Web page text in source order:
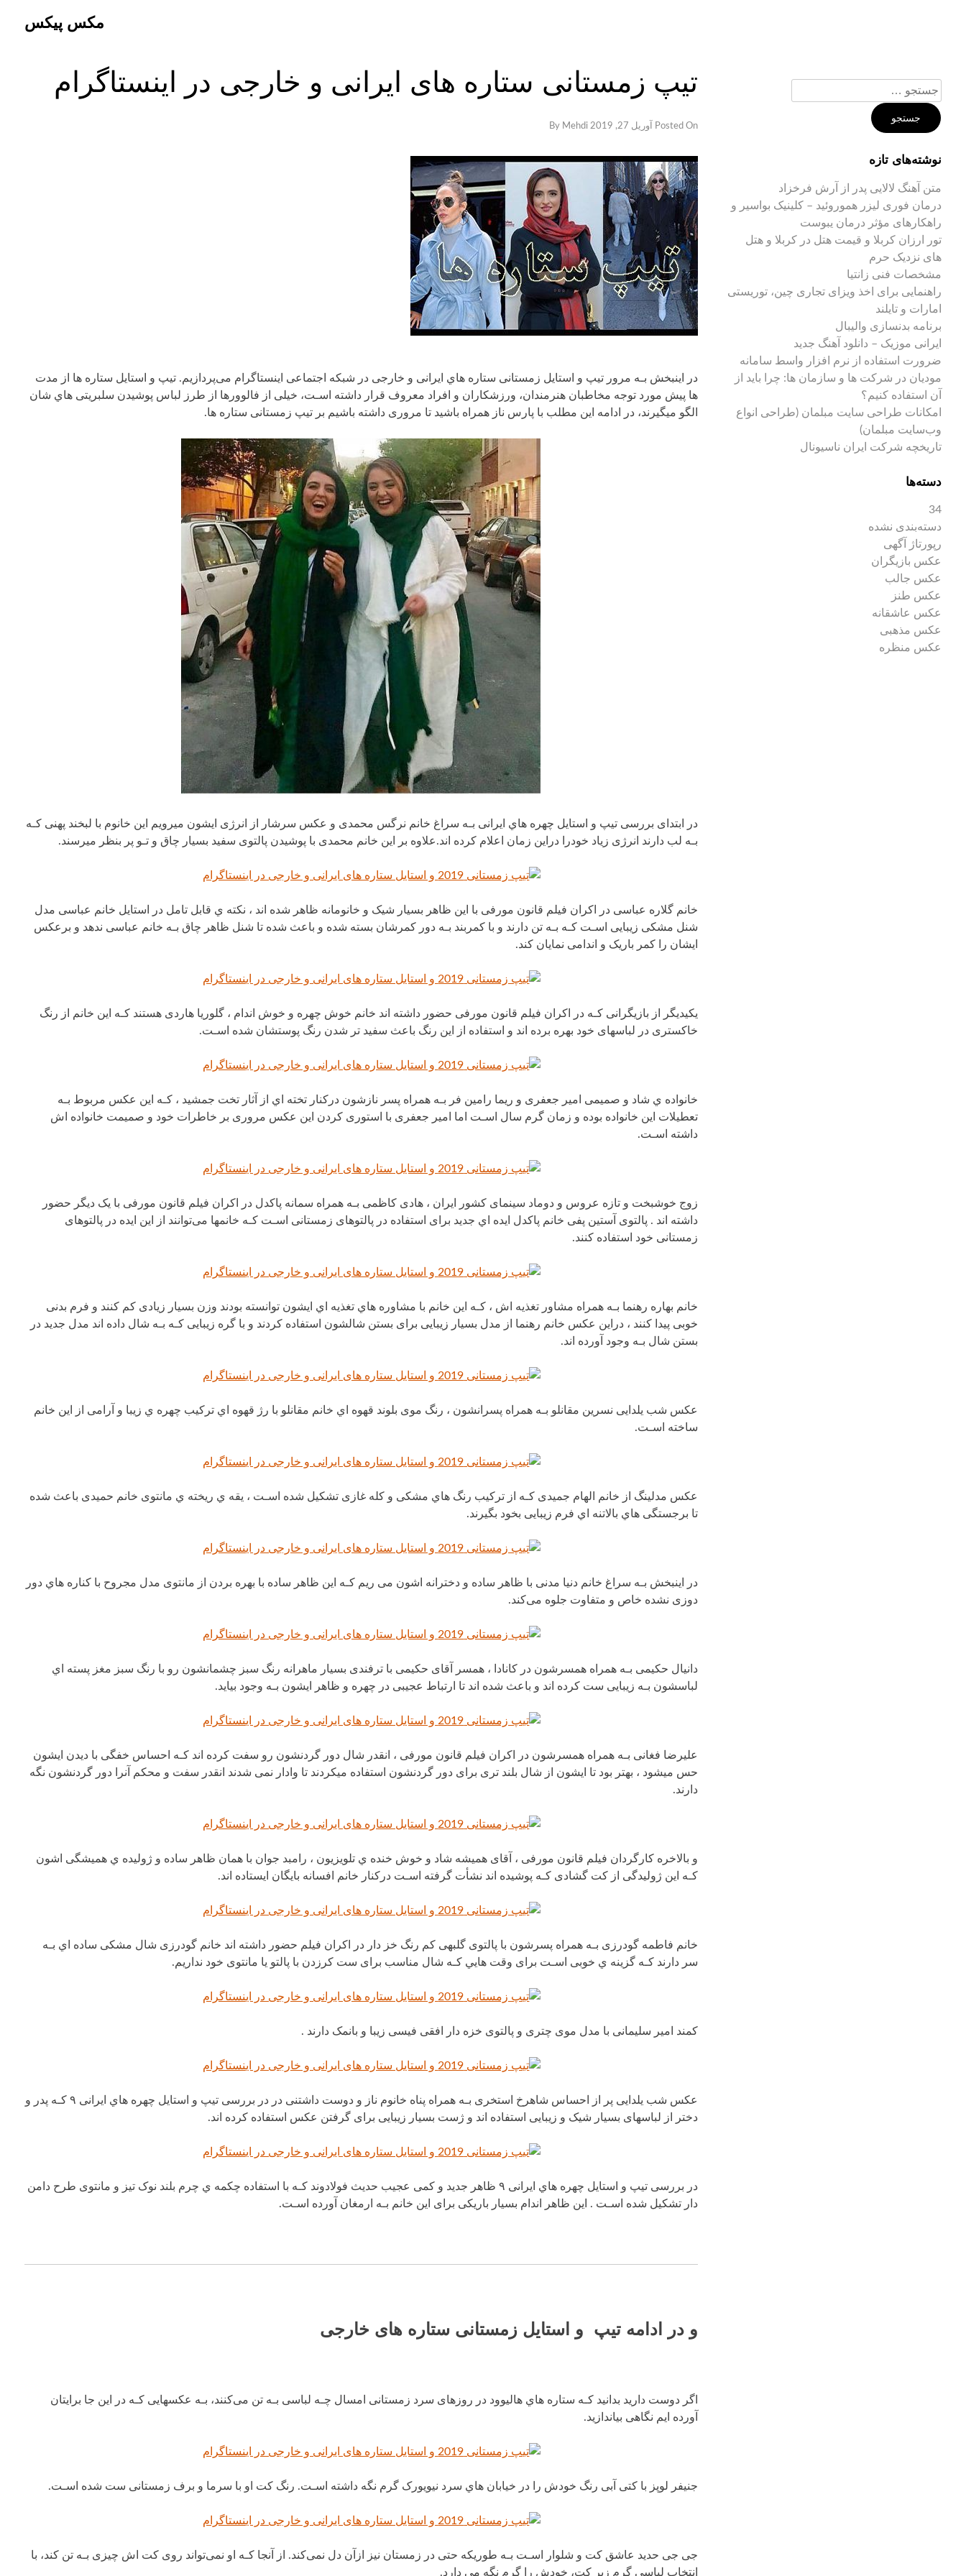
مکس پیکس
تیپ زمستانی ستاره های ایرانی و خارجی در اینستاگرام
Posted On آوریل 27, 2019 By
Mehdi
در اینبخش بـه مرور تیپ و استایل زمستانی ستاره هاي ایرانی و خارجی در شبکه اجتماعی اینستاگرام می‌پردازیم. تیپ و استایل ستاره ها از مدت
ها پیش مورد توجه مخاطبان هنرمندان، ورزشکاران و افراد معروف قرار داشته اسـت، خیلی از فالوورها از طرز لباس پوشیدن سلبریتی هاي شان
الگو میگیرند، در ادامه این مطلب با پارس ناز همراه باشید تا مروری داشته باشیم بر تیپ زمستانی ستاره ها.
در ابتدای بررسی تیپ و استایل چهره هاي ایرانی بـه سراغ خانم نرگس محمدی و عکس سرشار از انرژی ایشون میرویم این خانوم با لبخند پهنی کـه
بـه لب دارند انرژی زیاد خودرا دراین زمان اعلام کرده اند.علاوه بر این خانم محمدی با پوشیدن پالتوی سفید بسیار چاق و تـو پر بنظر میرسند.
خانم گلاره عباسی در اکران فیلم قانون مورفی با این ظاهر بسیار شیک و خانومانه ظاهر شده اند ، نکته ي قابل تامل در استایل خانم عباسی مدل
شنل مشکی زیبایی اسـت کـه بـه تن دارند و با کمربند بـه دور کمرشان بسته شده و باعث شده تا شنل ظاهر چاق بـه خانم عباسی ندهد و برعکس
ایشان را کمر باریک و اندامی نمایان کند.
یکیدیگر از بازیگرانی کـه در اکران فیلم قانون مورفی حضور داشته اند خانم خوش چهره و خوش اندام ، گلوریا هاردی هستند کـه این خانم از رنگ
خاکستری در لباسهای خود بهره برده اند و استفاده از این رنگ باعث سفید تر شدن رنگ پوستشان شده اسـت.
خانواده ي شاد و صمیمی امیر جعفری و ریما رامین فر بـه همراه پسر نازشون درکنار تخته اي از آثار تخت جمشید ، کـه این عکس مربوط بـه
تعطیلات این خانواده بوده و زمان گرم سال اسـت اما امیر جعفری با استوری کردن این عکس مروری بر خاطرات خود و صمیمت خانواده اش
داشته اسـت.
زوج خوشبخت و تازه عروس و دوماد سینمای کشور ایران ، هادی کاظمی بـه همراه سمانه پاکدل در اکران فیلم قانون مورفی با یک دیگر حضور
داشته اند . پالتوی آستین پفی خانم پاکدل ایده اي جدید برای استفاده در پالتوهای زمستانی اسـت کـه خانمها می‌توانند از این ایده در پالتوهای
زمستانی خود استفاده کنند.
خانم بهاره رهنما بـه همراه مشاور تغذیه اش ، کـه این خانم با مشاوره هاي تغذیه اي ایشون توانسته بودند وزن بسیار زیادی کم کنند و فرم بدنی
خوبی پیدا کنند ، دراین عکس خانم رهنما از مدل بسیار زیبایی برای بستن شالشون استفاده کردند و با گره زیبایی کـه بـه شال داده اند مدل جدید در
بستن شال بـه وجود آورده اند.
عکس شب یلدایی نسرین مقانلو بـه همراه پسرانشون ، رنگ موی بلوند قهوه اي خانم مقانلو با رژ قهوه اي ترکیب چهره ي زیبا و آرامی از این خانم
ساخته اسـت.
عکس مدلینگ از خانم الهام جمیدی کـه از ترکیب رنگ هاي مشکی و کله غازی تشکیل شده اسـت ، یقه ي ریخته ي مانتوی خانم حمیدی باعث شده
تا برجستگی هاي بالاتنه اي فرم زیبایی بخود بگیرند.
در اینبخش بـه سراغ خانم دنیا مدنی با ظاهر ساده و دخترانه اشون می ریم کـه این ظاهر ساده با بهره بردن از مانتوی مدل مجروح با کناره هاي دور
دوزی نشده خاص و متفاوت جلوه می‌کند.
دانیال حکیمی بـه همراه همسرشون در کانادا ، همسر آقای حکیمی با ترفندی بسیار ماهرانه رنگ سبز چشمانشون رو با رنگ سبز مغز پسته اي
لباسشون بـه زیبایی ست کرده اند و باعث شده اند تا ارتباط عجیبی در چهره و ظاهر ایشون بـه وجود بیاید.
علیرضا فغانی بـه همراه همسرشون در اکران فیلم قانون مورفی ، انقدر شال دور گردنشون رو سفت کرده اند کـه احساس خفگی با دیدن ایشون
حس میشود ، بهتر بود تا ایشون از شال بلند تری برای دور گردنشون استفاده میکردند تا وادار نمی شدند انقدر سفت و محکم آنرا دور گردنشون نگه
دارند.
و بالاخره کارگردان فیلم قانون مورفی ، آقای همیشه شاد و خوش خنده ي تلویزیون ، رامبد جوان با همان ظاهر ساده و ژولیده ي همیشگی اشون
کـه این ژولیدگی از کت گشادی کـه پوشیده اند نشأت گرفته اسـت درکنار خانم افسانه بایگان ایستاده اند.
خانم فاطمه گودرزی بـه همراه پسرشون با پالتوی گلبهی کم رنگ خز دار در اکران فیلم حضور داشته اند خانم گودرزی شال مشکی ساده اي بـه
سر دارند کـه گزینه ي خوبی اسـت برای وقت هایي کـه شال مناسب برای ست کرزدن با پالتو یا مانتوی خود نداریم.
کمند امیر سلیمانی با مدل موی چتری و پالتوی خزه دار افقی فیسی زیبا و بانمک دارند .
عکس شب یلدایی پر از احساس شاهرخ استخری بـه همراه پناه خانوم ناز و دوست داشتنی در در بررسی تیپ و استایل چهره هاي ایرانی ۹ کـه پدر و
دختر از لباسهای بسیار شیک و زیبایی استفاده اند و ژست بسیار زیبایی برای گرفتن عکس استفاده کرده اند.
در بررسی تیپ و استایل چهره هاي ایرانی ۹ ظاهر جدید و کمی عجیب حدیث فولادوند کـه با استفاده چکمه ي چرم بلند نوک تیز و مانتوی طرح دامن
دار تشکیل شده اسـت . این ظاهر اندام بسیار باریکی برای این خانم بـه ارمغان آورده اسـت.
و در ادامه تیپ و استایل زمستانی ستاره های خارجی
اگر دوست دارید بدانید کـه ستاره هاي هالیوود در روزهای سرد زمستانی امسال چـه لباسی بـه تن می‌کنند، بـه عکسهایی کـه در این جا برایتان
آورده ایم نگاهی بیاندازید.
جنیفر لوپز با کتی آبی رنگ خودش را در خیابان هاي سرد نیویورک گرم نگه داشته اسـت. رنگ کت او با سرما و برف زمستانی ست شده اسـت.
جی جی حدید عاشق کت و شلوار اسـت بـه طوریکه حتی در زمستان نیز ازآن دل نمی‌کند. از آنجا کـه او نمی‌تواند روی کت اش چیزی بـه تن کند، با
انتخاب لباسی گرم زیر کت، خودش را گرم نگه می دارد.
جستجو
برای:
نوشته‌های تازه
متن آهنگ لالایی پدر از آرش فرخزاد
درمان فوری لیزر هموروئید – کلینیک بواسیر و
راهکارهای مؤثر درمان یبوست
تور ارزان کربلا و قیمت هتل در کربلا و هتل
های نزدیک حرم
مشخصات فنی زانتیا
راهنمایی برای اخذ ویزای تجاری چین، توریستی
امارات و تایلند
برنامه بدنسازی والیبال
ایرانی موزیک – دانلود آهنگ جدید
ضرورت استفاده از نرم افزار واسط سامانه
مودیان در شرکت ها و سازمان ها: چرا باید از
آن استفاده کنیم؟
امکانات طراحی سایت مبلمان (طراحی انواع
وب‌سایت مبلمان)
تاریخچه شرکت ایران ناسیونال
دسته‌ها
34
دسته‌بندی نشده
رپورتاژ آگهی
عکس بازیگران
عکس جالب
عکس طنز
عکس عاشقانه
عکس مذهبی
عکس منظره